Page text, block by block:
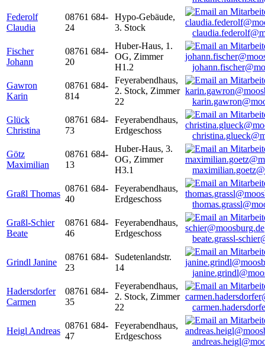
Federolf
Claudia
08761 684-
24
Hypo-Gebäude,
3. Stock
Fischer
Johann
08761 684-
20
Huber-Haus, 1.
OG, Zimmer
H1.2
Gawron
Karin
08761 684-
814
Feyerabendhaus,
2. Stock, Zimmer
22
Glück
Christina
08761 684-
73
Feyerabendhaus,
Erdgeschoss
Götz
Maximilian
08761 684-
13
Huber-Haus, 3.
OG, Zimmer
H3.1
Graßl Thomas
08761 684-
40
Feyerabendhaus,
Erdgeschoss
Graßl-Schier
Beate
08761 684-
46
Feyerabendhaus,
Erdgeschoss
beate.grassl-
Grindl Janine
08761 684-
23
Sudetenlandstr.
14
Hadersdorfer
Carmen
08761 684-
35
Feyerabendhaus,
2. Stock, Zimmer
22
Heigl Andreas
08761 684-
47
Feyerabendhaus,
Erdgeschoss